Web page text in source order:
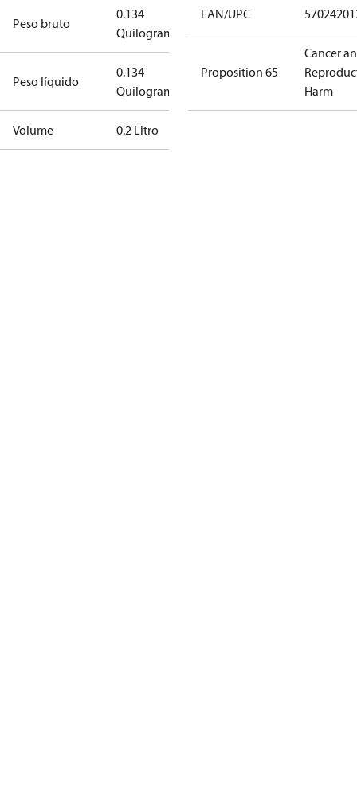
Peso bruto
0.134
Quilograma
Peso líquido
0.134
Quilograma
Volume 0.2 Litro
EAN/UPC
Proposition 65
Cancer
Harm